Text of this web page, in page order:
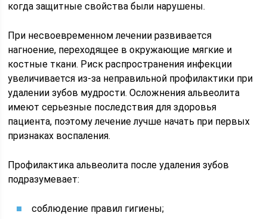
когда защитные свойства были нарушены.
При несвоевременном лечении развивается
нагноение, переходящее в окружающие мягкие и
костные ткани. Риск распространения инфекции
увеличивается из-за неправильной профилактики при
удалении зубов мудрости. Осложнения альвеолита
имеют серьезные последствия для здоровья
пациента, поэтому лечение лучше начать при первых
признаках воспаления.
Профилактика альвеолита после удаления зубов
подразумевает:
соблюдение правил гигиены;